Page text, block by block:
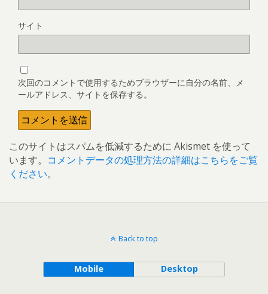
サイト
次回のコメントで使用するためブラウザーに自分の名前、メ
ールアドレス、サイトを保存する。
このサイトはスパムを低減するために Akismet を使って
います。 コメントデータの処理方法の詳細はこちらをご覧
ください。
Back to top
Mobile Desktop